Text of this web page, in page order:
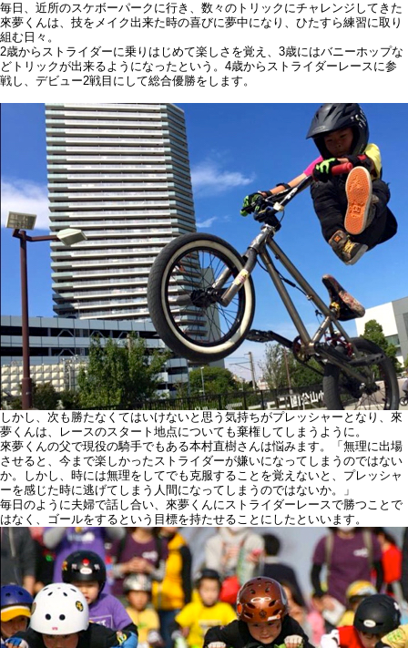
毎日、近所のスケボーパークに行き、数々のトリックにチャレンジしてきた
來夢くんは、技をメイク出来た時の喜びに夢中になり、ひたすら練習に取り
組む日々。
2歳からストライダーに乗りはじめて楽しさを覚え、3歳にはバニーホップな
どトリックが出来るようになったという。4歳からストライダーレースに参
戦し、デビュー2戦目にして総合優勝をします。
しかし、次も勝たなくてはいけないと思う気持ちがプレッシャーとなり、來
夢くんは、レースのスタート地点についても棄権してしまうように。
來夢くんの父で現役の騎手でもある本村直樹さんは悩みます。「無理に出場
させると、今まで楽しかったストライダーが嫌いになってしまうのではない
か。しかし、時には無理をしてでも克服することを覚えないと、プレッシャ
ーを感じた時に逃げてしまう人間になってしまうのではないか。」
毎日のように夫婦で話し合い、來夢くんにストライダーレースで勝つことで
はなく、ゴールをするという目標を持たせることにしたといいます。